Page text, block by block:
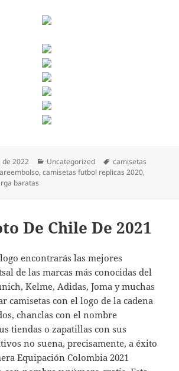
de 2022 Categorías
Uncategorized Etiquetas
camisetas
,camisetas futbol replicas 2020,
baratas
De Chile De 2021
encontrarás las mejores
de las marcas más conocidas del
Kelme, Adidas, Joma y muchas
camisetas con el logo de la cadena
chanclas con el nombre
tiendas o zapatillas con sus
no suena, precisamente, a éxito
Equipación Colombia 2021